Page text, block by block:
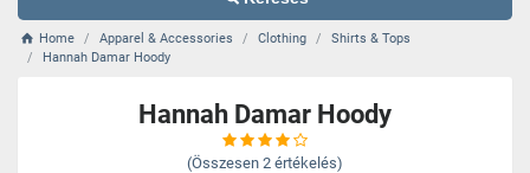
Home Apparel & Accessories Clothing
Shirts & Tops
Hannah Damar Hoody
Hannah Damar Hoody
(Összesen 2 értékelés)